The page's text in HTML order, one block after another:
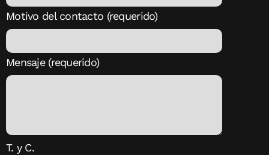
Motivo del contacto (requerido)
Mensaje (requerido)
T. y C.